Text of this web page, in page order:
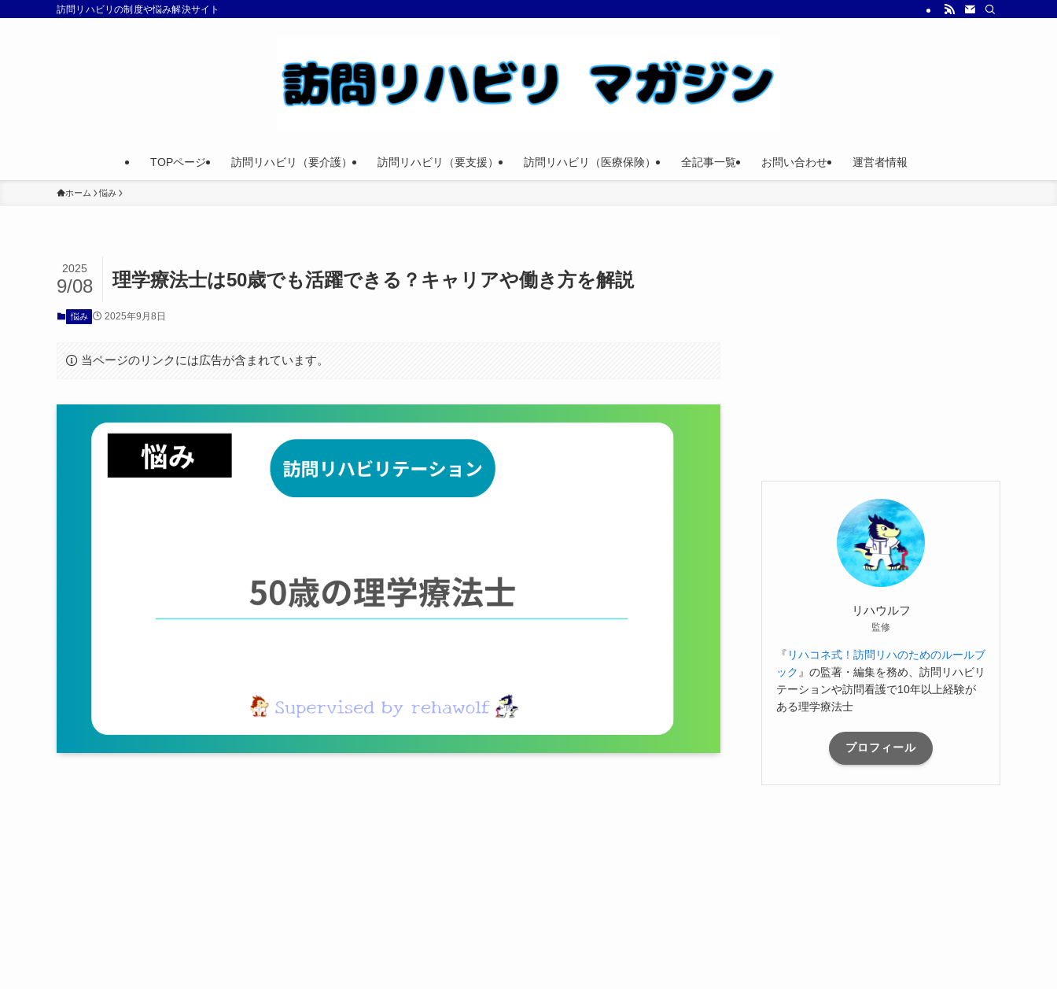
訪問リハビリの制度や悩み解決サイト
TOPページ 訪問リハビリ（要介護） 訪問リハビリ（要支援） 訪問リハビリ（医療保険） 全記事一覧 お問い合わせ 運営者情報
ホーム 悩み
理学療法士は50歳でも活躍できる？キャリアや働き方を解説
2025
9/08
悩み 2025年9月8日
当ページのリンクには広告が含まれています。
リハウルフ
監修
『 リハコネ式！訪問リハのためのルールブ
ック 』の監著・編集を務め、訪問リハビリ
テーションや訪問看護で10年以上経験が
ある理学療法士
プロフィール